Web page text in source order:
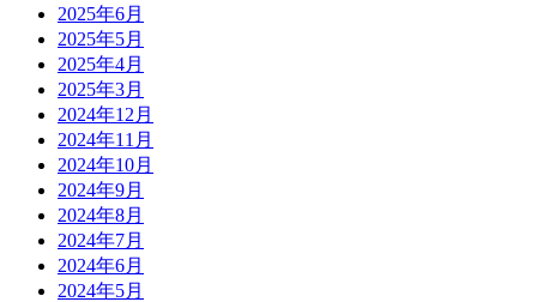
2025年6月
2025年5月
2025年4月
2025年3月
2024年12月
2024年11月
2024年10月
2024年9月
2024年8月
2024年7月
2024年6月
2024年5月